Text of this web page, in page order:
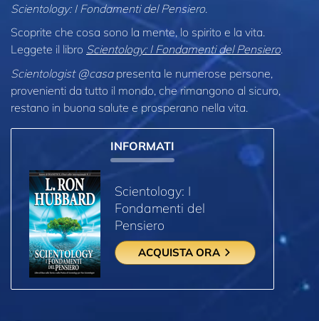
Scientology: I Fondamenti del Pensiero.
Scoprite che cosa sono la mente, lo spirito e la vita.
Leggete il libro Scientology: I Fondamenti del Pensiero.
Scientologist @casapresenta le numerose persone,
provenienti da tutto il mondo, che rimangono al sicuro,
restano in buona salute e prosperano nella vita.
INFORMATI
Scientology: I
Fondamenti del
Pensiero
ACQUISTA ORA